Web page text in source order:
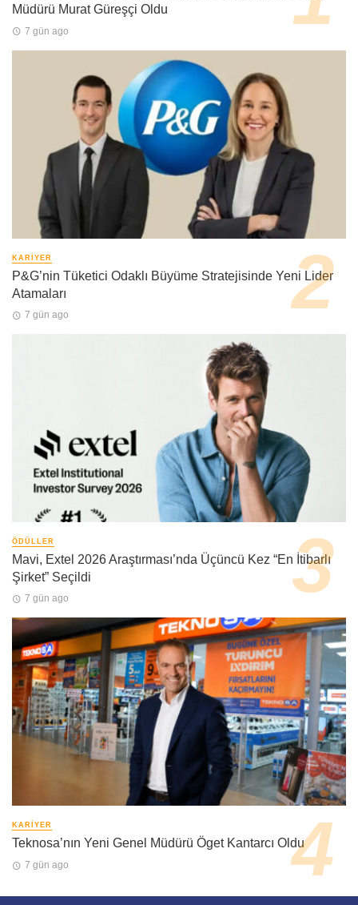
Müdürü Murat Güreşçi Oldu
7 gün ago
KARIYER
P&G’nin Tüketici Odaklı Büyüme Stratejisinde Yeni Lider
Atamaları
7 gün ago
ÖDÜLLER
Mavi, Extel 2026 Araştırması’nda Üçüncü Kez “En İtibarlı
Şirket” Seçildi
7 gün ago
KARIYER
Teknosa’nın Yeni Genel Müdürü Öget Kantarcı Oldu
7 gün ago